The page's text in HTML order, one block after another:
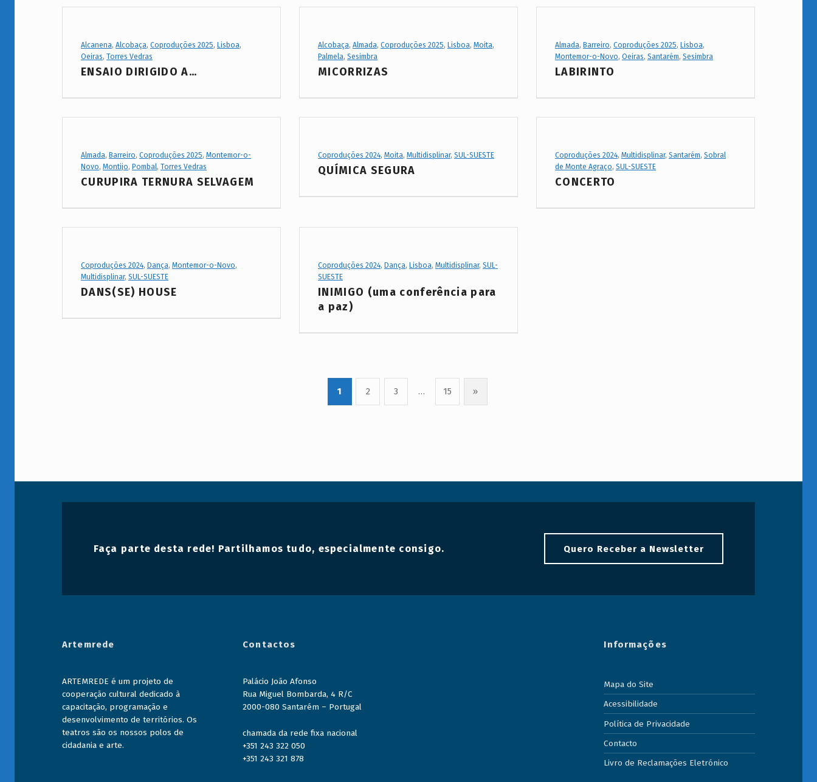
Project Category:
Alcanena,Alcobaça,Coproduções 2025, Lisboa,
Oeiras,Torres Vedras
ENSAIO DIRIGIDO A…
Project Category:
Alcobaça, Almada, Coproduções 2025, Lisboa, Moita,
Palmela, Sesimbra
MICORRIZAS
Project Category:
Almada, Barreiro, Coproduções 2025, Lisboa,
Montemor-o-Novo, Oeiras, Santarém, Sesimbra
LABIRINTO
Project Category:
Almada, Barreiro,Coproduções 2025,Montemor-o-
Novo,Montijo, Pombal,Torres Vedras
CURUPIRA TERNURA SELVAGEM
Project Category:
Coproduções 2024, Moita, Multidisplinar, SUL-SUESTE
QUÍMICA SEGURA
Project Category:
Coproduções 2024, Multidisplinar, Santarém, Sobral
de Monte Agraço, SUL-SUESTE
CONCERTO
Project Category:
Coproduções 2024, Dança,Montemor-o-Novo,
Multidisplinar,SUL-SUESTE
DANS(SE) HOUSE
Project Category:
Coproduções 2024, Dança, Lisboa, Multidisplinar, SUL-
SUESTE
INIMIGO (uma conferência para
a paz)
1 2 3 … 15 Próxima página
»
Faça parte desta rede! Partilhamos tudo, especialmente consigo. Quero Receber a Newsletter
Artemrede
ARTEMREDE é um projeto de
cooperação cultural dedicado à
capacitação, programação e
desenvolvimento de territórios. Os
teatros são os nossos polos de
cidadania e arte.
Contactos
Palácio João Afonso
Rua Miguel Bombarda, 4 R/C
2000-080 Santarém – Portugal
chamada da rede fixa nacional
+351 243 322 050
+351 243 321 878
Informações
Mapa do Site
Acessibilidade
Política de Privacidade
Contacto
Livro de Reclamações Eletrónico